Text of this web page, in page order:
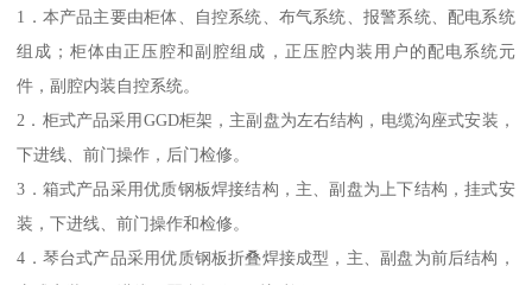
1．本产品主要由柜体、自控系统、布气系统、报警系统、配电系统
组成；柜体由正压腔和副腔组成，正压腔内装用户的配电系统元
件，副腔内装自控系统。
2．柜式产品采用GGD柜架，主副盘为左右结构，电缆沟座式安装，
下进线、前门操作，后门检修。
3．箱式产品采用优质钢板焊接结构，主、副盘为上下结构，挂式安
装，下进线、前门操作和检修。
4．琴台式产品采用优质钢板折叠焊接成型，主、副盘为前后结构，